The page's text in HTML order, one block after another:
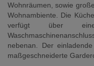
Wohnräumen, sowie
Wohnambiente. Die
verfügt über
nebenan. Der
maßgeschneiderte